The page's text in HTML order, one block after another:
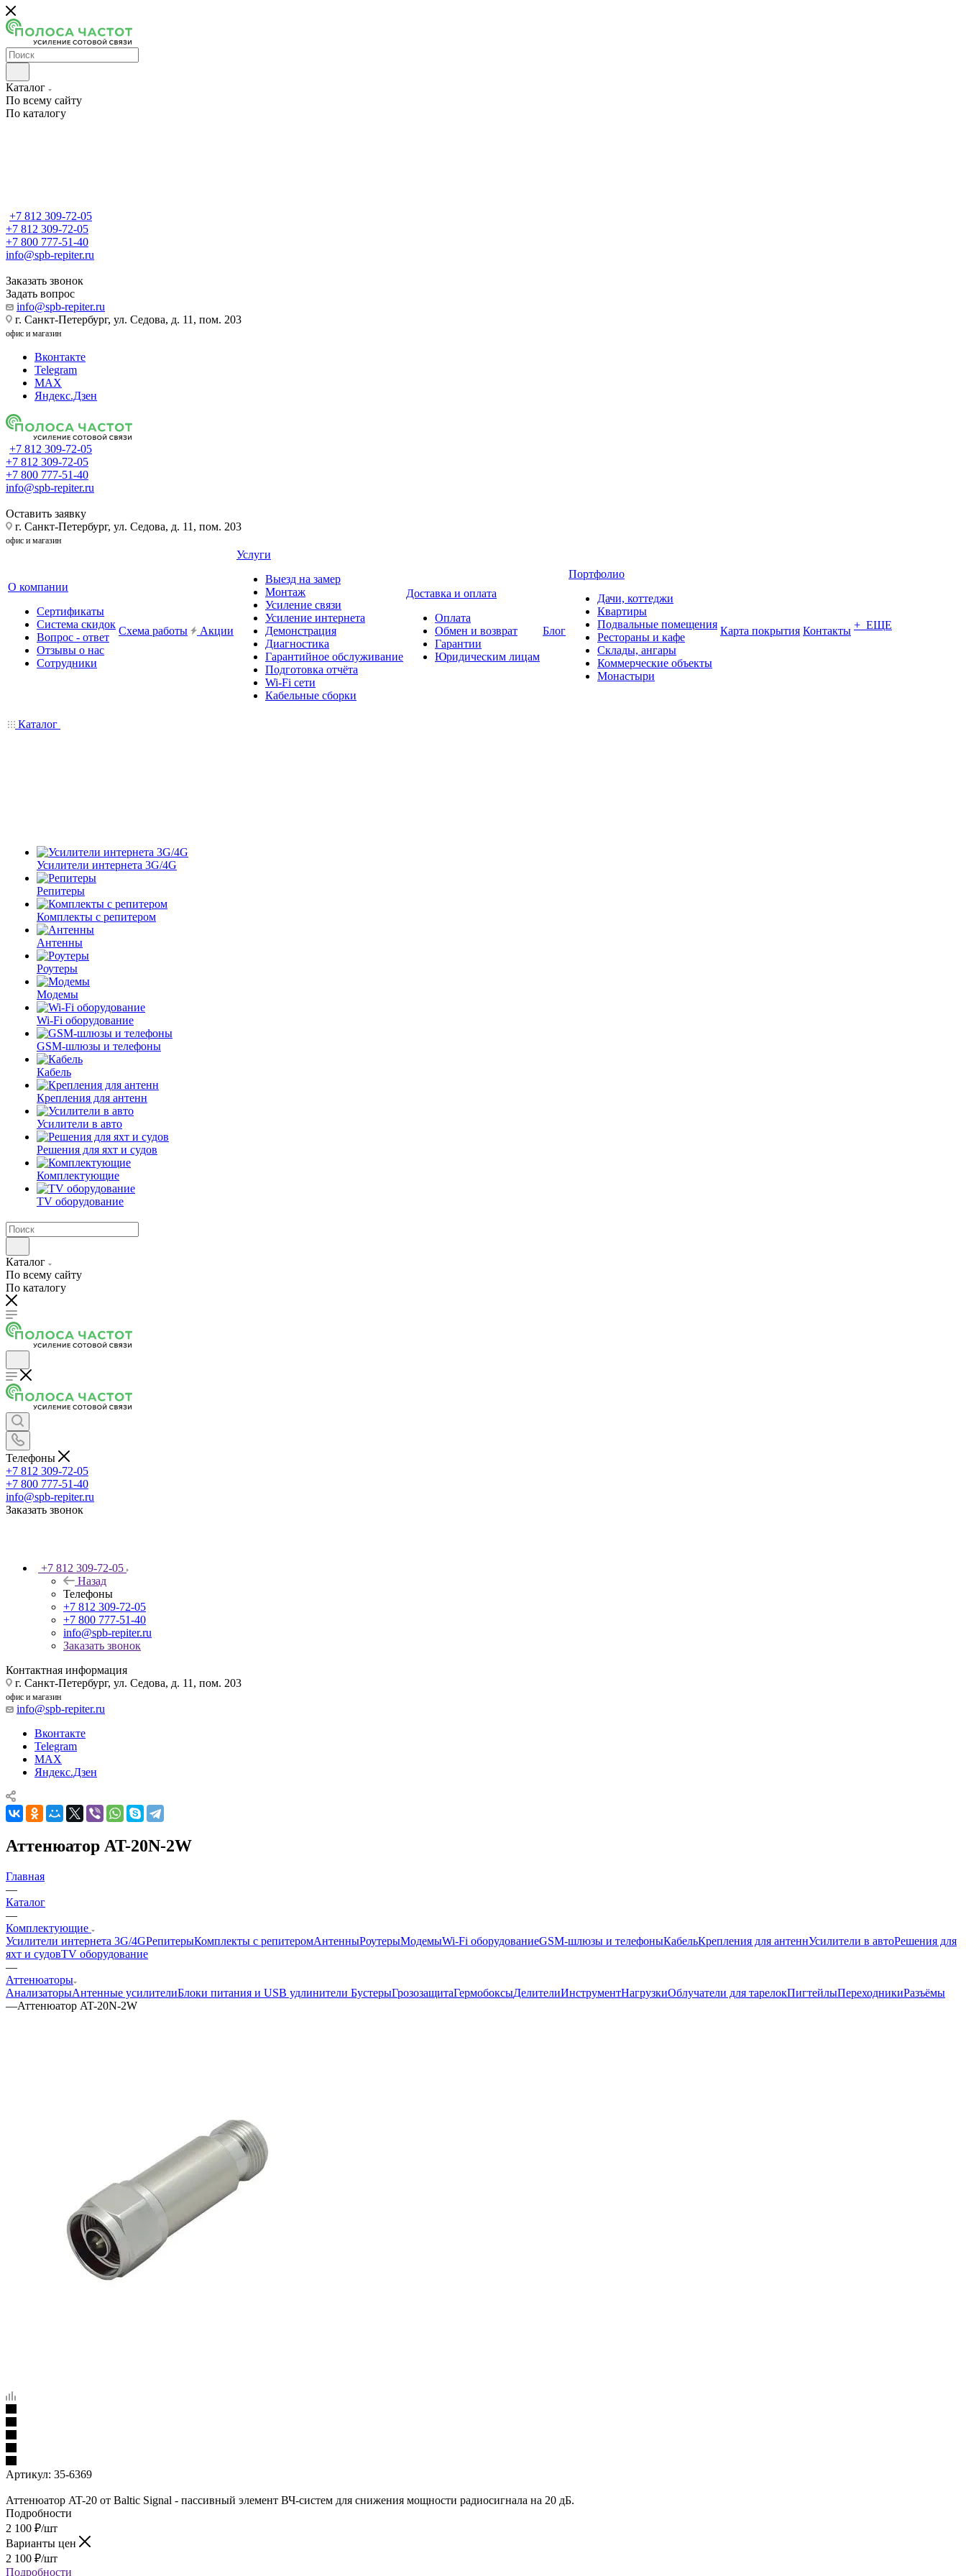
Каталог
По всему сайту
По каталогу
+7 812 309-72-05
+7 812 309-72-05
+7 800 777-51-40
info@spb-repiter.ru
Заказать звонок
Задать вопрос
info@spb-repiter.ru
г. Санкт-Петербург, ул. Седова, д. 11, пом. 203
офис и магазин
Вконтакте
Telegram
MAX
Яндекс.Дзен
+7 812 309-72-05
+7 812 309-72-05
+7 800 777-51-40
info@spb-repiter.ru
Оставить заявку
г. Санкт-Петербург, ул. Седова, д. 11, пом. 203
офис и магазин
О компании
Сертификаты
Система скидок
Вопрос - ответ
Отзывы о нас
Сотрудники
Схема работы Акции
Услуги
Выезд на замер
Монтаж
Усиление связи
Усиление интернета
Демонстрация
Диагностика
Гарантийное обслуживание
Подготовка отчёта
Wi-Fi сети
Кабельные сборки
Доставка и оплата
Оплата
Обмен и возврат
Гарантии
Юридическим лицам
Блог
Портфолио
Дачи, коттеджи
Квартиры
Подвальные помещения
Рестораны и кафе
Склады, ангары
Коммерческие объекты
Монастыри
Карта покрытия Контакты + ЕЩЕ
Каталог
Усилители интернета 3G/4G
Репитеры
Комплекты с репитером
Антенны
Роутеры
Модемы
Wi-Fi оборудование
GSM-шлюзы и телефоны
Кабель
Крепления для антенн
Усилители в авто
Решения для яхт и судов
Комплектующие
TV оборудование
Каталог
По всему сайту
По каталогу
Телефоны
+7 812 309-72-05
+7 800 777-51-40
info@spb-repiter.ru
Заказать звонок
+7 812 309-72-05
Назад
Телефоны
+7 812 309-72-05
+7 800 777-51-40
info@spb-repiter.ru
Заказать звонок
Контактная информация
г. Санкт-Петербург, ул. Седова, д. 11, пом. 203
офис и магазин
info@spb-repiter.ru
Вконтакте
Telegram
MAX
Яндекс.Дзен
Аттенюатор AT-20N-2W
Главная
—
Каталог
—
Комплектующие
Усилители интернета 3G/4GРепитерыКомплекты с репитеромАнтенныРоутерыМодемыWi-Fi оборудованиеGSM-шлюзы и телефоныКабельКрепления для антеннУсилители в автоРешения для
яхт и судовTV оборудование
—
Аттенюаторы
АнализаторыАнтенные усилителиБлоки питания и USB удлинители БустерыГрозозащитаГермобоксыДелителиИнструментНагрузкиОблучатели для тарелокПигтейлыПереходникиРазъёмы
—Аттенюатор AT-20N-2W
Артикул: 35-6369
Аттенюатор AT-20 от Baltic Signal - пассивный элемент ВЧ-систем для снижения мощности радиосигнала на 20 дБ.
Подробности
2 100 ₽/шт
Варианты цен
2 100 ₽/шт
Подробности